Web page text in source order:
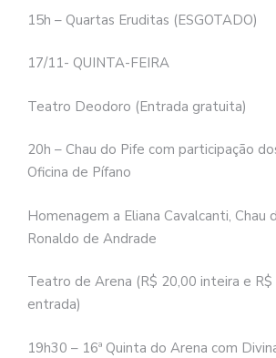
15h – Quartas Eruditas (ESGOTADO)
17/11- QUINTA-FEIRA
Teatro Deodoro (Entrada gratuita)
20h – Chau do Pife com participação
Oficina de Pífano
Homenagem a Eliana Cavalcanti, Chau
Ronaldo de Andrade
Teatro de Arena (R$ 20,00 inteira e
entrada)
19h30 – 16ª Quinta do Arena com